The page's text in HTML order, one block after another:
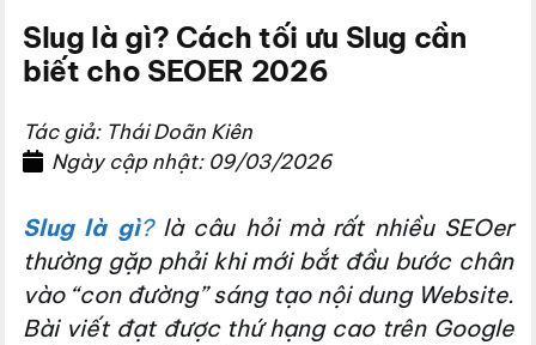
Slug là gì? Cách tối ưu Slug cần
biết cho SEOER 2026
Tác giả: Thái Doãn Kiên
Ngày cập nhật: 09/03/2026
Slug là gì?là câu hỏi mà rất nhiều SEOer
thường gặp phải khi mới bắt đầu bước chân
vào “con đường” sáng tạo nội dung Website.
Bài viết đạt được thứ hạng cao trên Google